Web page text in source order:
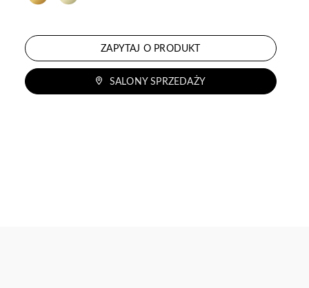
ZAPYTAJ O PRODUKT
SALONY SPRZEDAŻY